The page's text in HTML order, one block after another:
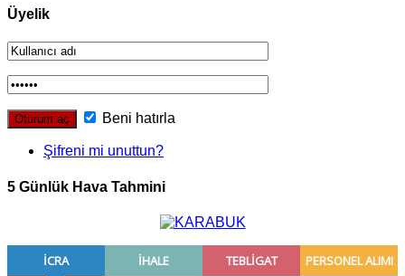
Üyelik
Beni hatırla
Şifreni mi unuttun?
5 Günlük Hava Tahmini